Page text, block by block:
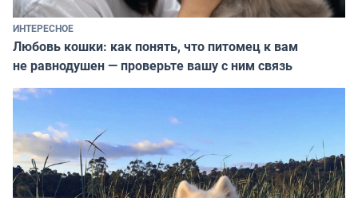
ИНТЕРЕСНОЕ
Любовь кошки: как понять, что питомец к вам
не равнодушен — проверьте вашу с ним связь